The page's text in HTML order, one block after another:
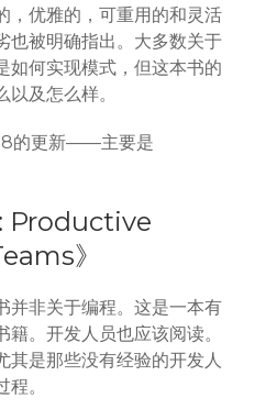
，优雅的，可重用的和灵活
也被明确指出。大多数关于
如何实现模式，但这本书的
及怎么样。
8的更新——主要是
Productive
》
并非关于编程。这是一本有
。开发人员也应该阅读。
其是那些没有经验的开发人
。